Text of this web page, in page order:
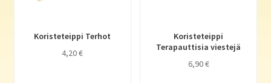
Koristeteippi Terhot
4,20€
Koristeteippi
Terapauttisia viestejä
6,90€